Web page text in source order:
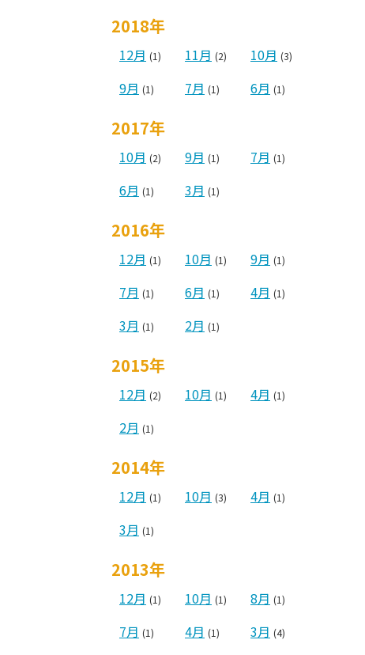
2018年
12月 (1) 11月 (2) 10月 (3)
9月 (1) 7月 (1) 6月 (1)
2017年
10月 (2) 9月 (1) 7月 (1)
6月 (1) 3月 (1)
2016年
12月 (1) 10月 (1) 9月 (1)
7月 (1) 6月 (1) 4月 (1)
3月 (1) 2月 (1)
2015年
12月 (2) 10月 (1) 4月 (1)
2月 (1)
2014年
12月 (1) 10月 (3) 4月 (1)
3月 (1)
2013年
12月 (1) 10月 (1) 8月 (1)
7月 (1) 4月 (1) 3月 (4)